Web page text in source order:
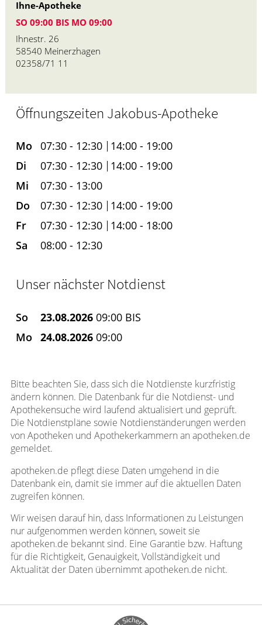
Ihne-Apotheke
SO 09:00 BIS MO 09:00
Ihnestr. 26
58540 Meinerzhagen
02358/71 11
Öffnungszeiten Jakobus-Apotheke
Mo 07:30 - 12:30
14:00 - 19:00
Di
07:30 - 12:30
14:00 - 19:00
Mi
07:30 - 13:00
Do
07:30 - 12:30
14:00 - 19:00
Fr
07:30 - 12:30
14:00 - 18:00
Sa
08:00 - 12:30
Unser nächster Notdienst
So 23.08.202609:00 BIS
Mo
24.08.202609:00
Bitte beachten Sie, dass sich die Notdienste kurzfristig
ändern können. Die Datenbank für die Notdienst- und
Apothekensuche wird laufend aktualisiert und geprüft.
Die Notdienstpläne sowie Notdienständerungen werden
von Apotheken und Apothekerkammern an apotheken.de
gemeldet.
apotheken.de pflegt diese Daten umgehend in die
Datenbank ein, damit sie immer auf die aktuellen Daten
zugreifen können.
Wir weisen darauf hin, dass Informationen zu Leistungen
nur aufgenommen werden können, soweit sie
apotheken.de bekannt sind. Eine Garantie bzw. Haftung
für die Richtigkeit, Genauigkeit, Vollständigkeit und
Aktualität der Daten übernimmt apotheken.de nicht.